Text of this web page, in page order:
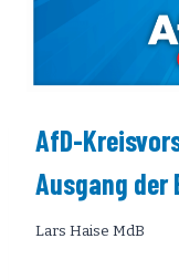
AfD-
Ausgang der
Lars Haise MdB